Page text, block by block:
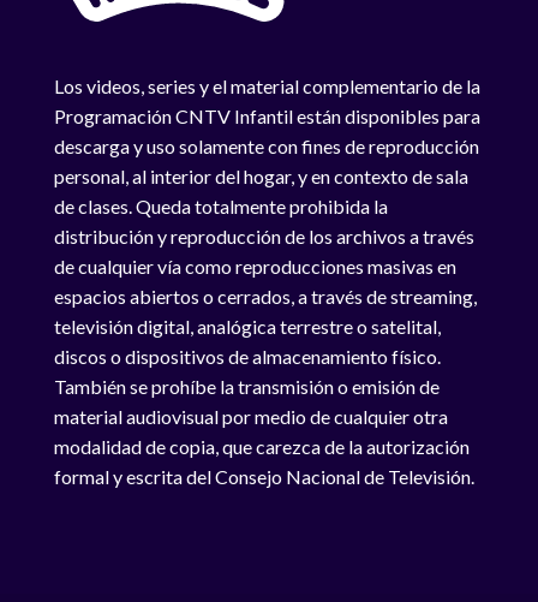
Los videos, series y el material complementario de la
Programación CNTV Infantil están disponibles para
descarga y uso solamente con fines de reproducción
personal, al interior del hogar, y en contexto de sala
de clases. Queda totalmente prohibida la
distribución y reproducción de los archivos a través
de cualquier vía como reproducciones masivas en
espacios abiertos o cerrados, a través de streaming,
televisión digital, analógica terrestre o satelital,
discos o dispositivos de almacenamiento físico.
También se prohíbe la transmisión o emisión de
material audiovisual por medio de cualquier otra
modalidad de copia, que carezca de la autorización
formal y escrita del Consejo Nacional de Televisión.